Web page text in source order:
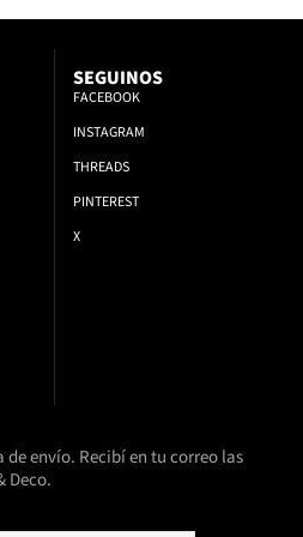
SEGUINOS
FACEBOOK
INSTAGRAM
THREADS
PINTEREST
X
envío. Recibí en tu correo las
Deco.